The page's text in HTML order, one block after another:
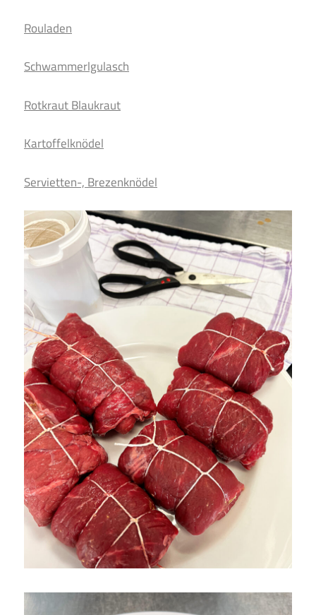
Rouladen
Schwammerlgulasch
Rotkraut Blaukraut
Kartoffelknödel
Servietten-, Brezenknödel